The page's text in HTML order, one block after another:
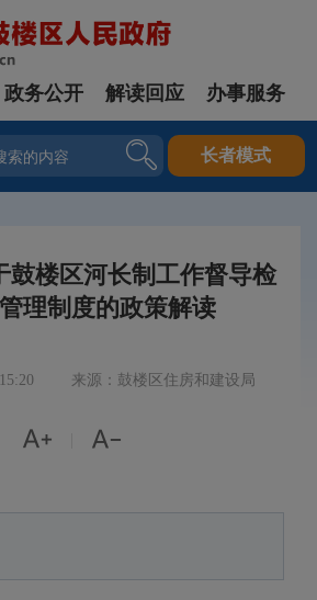
政务公开 解读回应 办事服务
长者模式
鼓楼区河长制工作督导检
理制度的政策解读
来源：鼓楼区住房和建设局
 